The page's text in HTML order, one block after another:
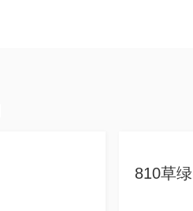
810草绿